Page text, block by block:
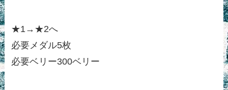
★1→★2へ
必要メダル5枚
必要ベリー300ベリー